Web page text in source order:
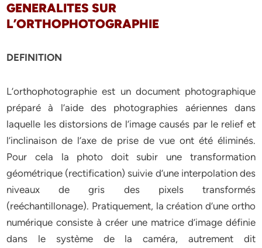
GENERALITES SUR
L’ORTHOPHOTOGRAPHIE
DEFINITION
L’orthophotographie est un document photographique
préparé à l’aide des photographies aériennes dans
laquelle les distorsions de l’image causés par le relief et
l’inclinaison de l’axe de prise de vue ont été éliminés.
Pour cela la photo doit subir une transformation
géométrique (rectification) suivie d’une interpolation des
niveaux de gris des pixels transformés
(reéchantillonage). Pratiquement, la création d’une ortho
numérique consiste à créer une matrice d’image définie
dans le système de la caméra, autrement dit